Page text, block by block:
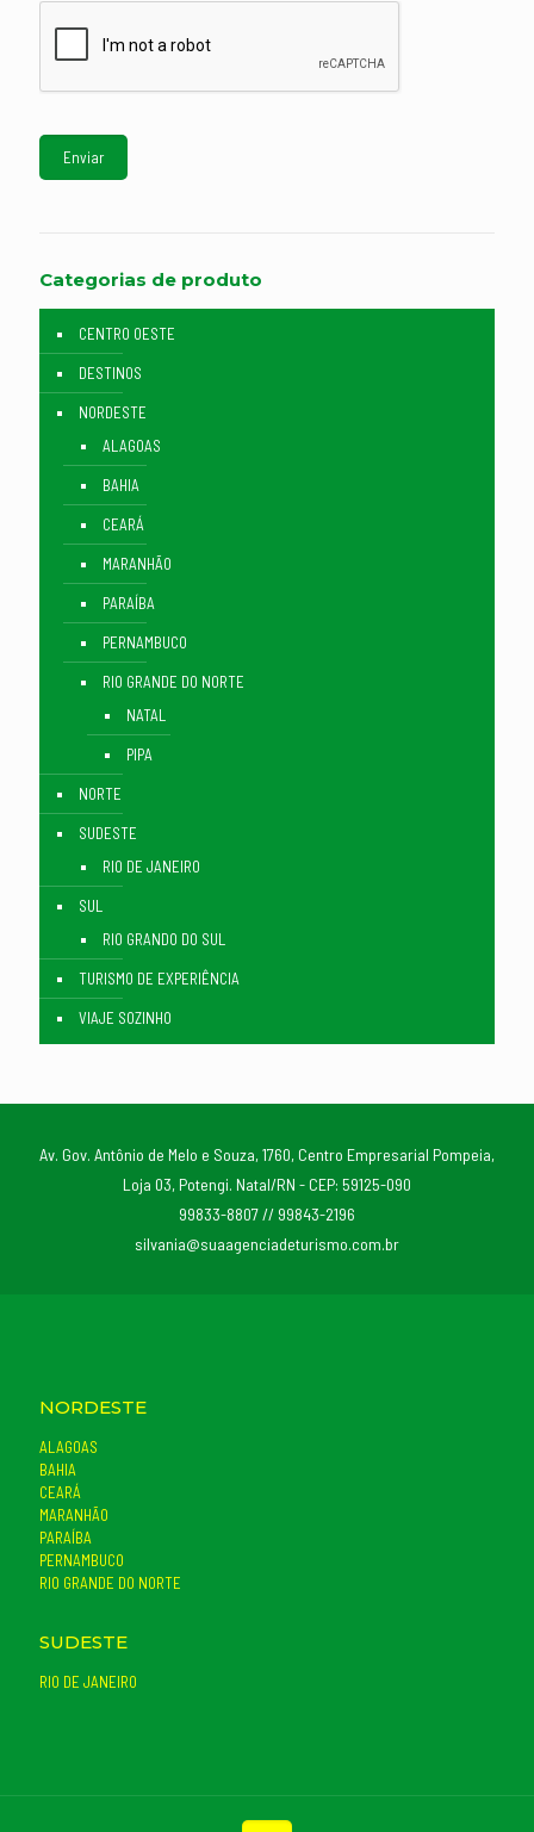
Categorias de produto
CENTRO OESTE
DESTINOS
NORDESTE
ALAGOAS
BAHIA
CEARÁ
MARANHÃO
PARAÍBA
PERNAMBUCO
RIO GRANDE DO NORTE
NATAL
PIPA
NORTE
SUDESTE
RIO DE JANEIRO
SUL
RIO GRANDO DO SUL
TURISMO DE EXPERIÊNCIA
VIAJE SOZINHO
Av. Gov. Antônio de Melo e Souza, 1760, Centro Empresarial Pompeia,
Loja 03, Potengi. Natal/RN - CEP: 59125-090
99833-8807 // 99843-2196
silvania@suaagenciadeturismo.com.br
NORDESTE
ALAGOAS
BAHIA
CEARÁ
MARANHÃO
PARAÍBA
PERNAMBUCO
RIO GRANDE DO NORTE
SUDESTE
RIO DE JANEIRO